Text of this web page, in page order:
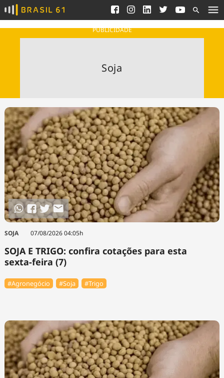
Ver todas as notícias
Podcasts
Congresso Nacional e
nossos líderes.
Acesse
Saneamento
Indicadores
Blog
Expediente
Trabalhe no Brasil 61
Contato
Agronegócios
Brasil
Brasil Mineral
Ciência &
Tecnologia
Cinema
Comportamento
Cultura
Economia
Educação
Infraestrutura
Meio Ambiente
Podcast
Política
Saúde
PUBLICIDADE
Soja
SOJA 07/08/2026 04:05h
SOJA E TRIGO: confira cotações para esta
sexta-feira (7)
#Agronegócio #Soja #Trigo